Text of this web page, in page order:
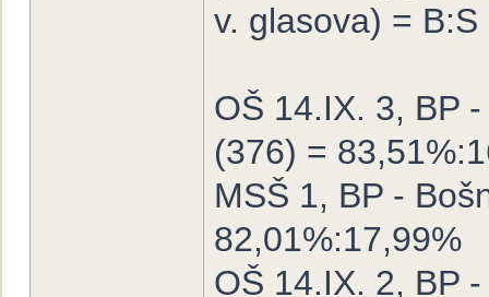
v. glasova) = B:S
OŠ 14.IX. 3, BP
(376) =
MSŠ 1, BP -
82,01%:17,99%
OŠ 14.IX. 2, BP